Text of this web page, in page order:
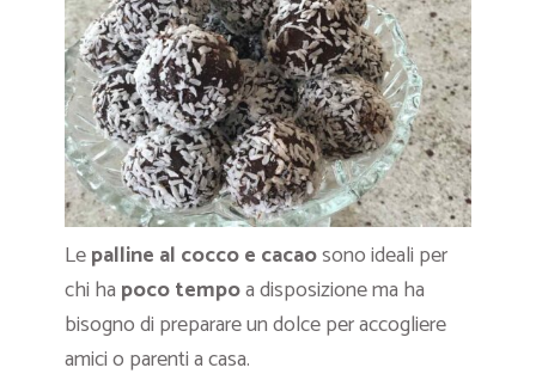
Lepalline al cocco e cacaosono ideali per
chi ha poco tempoa disposizione ma ha
bisogno di preparare un dolce per accogliere
amici o parenti a casa.